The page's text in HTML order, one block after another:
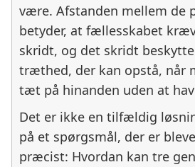
være. Afstanden mellem de
betyder, at fællesskabet
skridt, og det skridt
træthed, der kan opstå, når
tæt på hinanden uden at
Det er ikke en tilfældig
på et spørgsmål, der er
præcist: Hvordan kan tre